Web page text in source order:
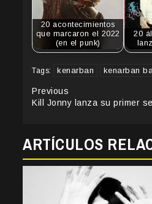
20 acontecimientos
que marcaron el 2022
(en el punk)
20
Tags: kenarban kenarban
Continue
Reading
Previous
Kill Jonny lanza su primer
ARTÍCULOS